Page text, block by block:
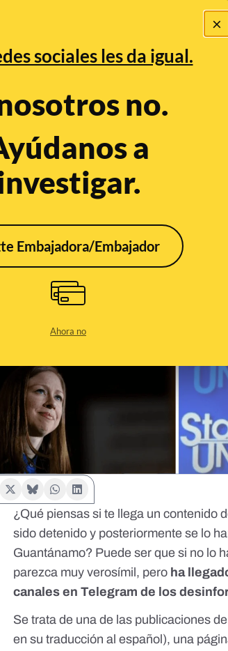
×
sociales les da igual.
no.
a
Embajadora/Embajador
Ahora no
Bulos
desinformadores
Raw News aunque
“humor, parodia y
12:26:21 PM
¿Qué piensas si te llega un contenido
sido detenido y posteriormente se lo
Guantánamo? Puede ser que si no lo
parezca muy verosímil, pero ha
canales en Telegram de los
Se trata de una de las publicaciones de
en su traducción al español), una